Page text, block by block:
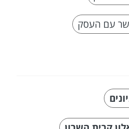
עם העסק